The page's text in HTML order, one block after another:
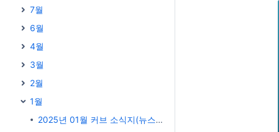
7월
6월
4월
3월
2월
1월
2025년 01월 커브 소식지(뉴스레터)